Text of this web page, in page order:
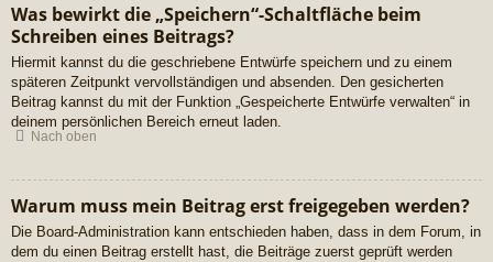
Was bewirkt die „Speichern“-Schaltfläche beim
Schreiben eines Beitrags?
Hiermit kannst du die geschriebene Entwürfe speichern und zu einem
späteren Zeitpunkt vervollständigen und absenden. Den gesicherten
Beitrag kannst du mit der Funktion „Gespeicherte Entwürfe verwalten“ in
deinem persönlichen Bereich erneut laden.
Nach oben
Warum muss mein Beitrag erst freigegeben werden?
Die Board-Administration kann entschieden haben, dass in dem Forum, in
dem du einen Beitrag erstellt hast, die Beiträge zuerst geprüft werden